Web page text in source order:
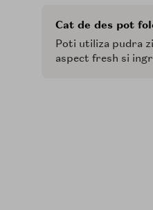
Cat de des pot
Poti utiliza pudra
aspect fresh si